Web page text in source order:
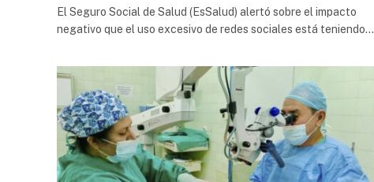
El Seguro Social de Salud (EsSalud) alertó sobre el impacto
negativo que el uso excesivo de redes sociales está teniendo…